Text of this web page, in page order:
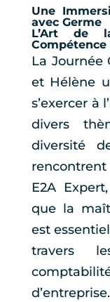
Une
avec Germe
L’Art de
Compétence
La Journée
et Hélène
s’exercer à
divers
diversité
E2A
que la
est
travers
d’entreprise.